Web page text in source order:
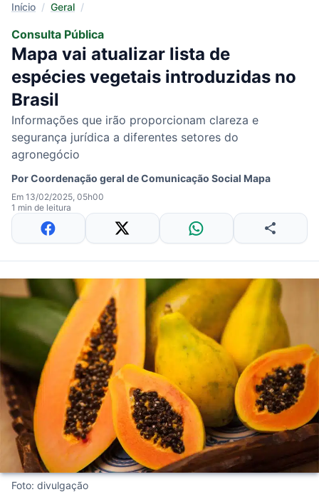
Início / Geral /
Consulta Pública
Mapa vai atualizar lista de
espécies vegetais introduzidas no
Brasil
Informações que irão proporcionam clareza e
segurança jurídica a diferentes setores do
agronegócio
PorCoordenação geral de Comunicação Social Mapa
Em 13/02/2025, 05h00
1 min de leitura
Foto: divulgação